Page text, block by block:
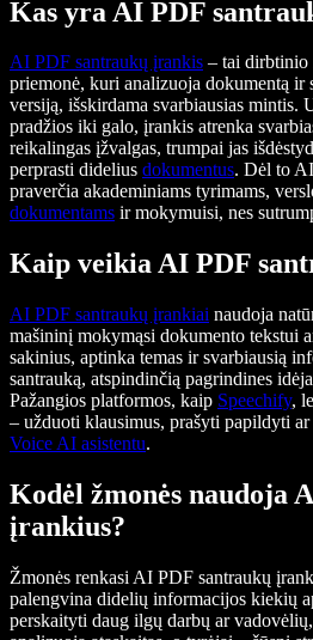
Kas yra AI PDF
AI PDF santraukų įrankis – tai dirbtinio
priemonė, kuri analizuoja dokumentą ir
versiją, išskirdama svarbiausias mintis.
pradžios iki galo, įrankis atrenka
reikalingas įžvalgas, trumpai jas
perprasti didelius dokumentus. Dėl to
praverčia akademiniams tyrimams,
dokumentams ir mokymuisi, nes
Kaip veikia AI PDF
AI PDF santraukų įrankiai naudoja
mašininį mokymąsi dokumento tekstui
sakinius, aptinka temas ir svarbiausią
santrauką, atspindinčią pagrindines
Pažangios platformos, kaip Speechify,
– užduoti klausimus, prašyti papildyti
Voice AI asistentu.
Kodėl žmonės naudoja
įrankius?
Žmonės renkasi AI PDF santraukų
palengvina didelių informacijos kiekių
perskaityti daug ilgų darbų ar